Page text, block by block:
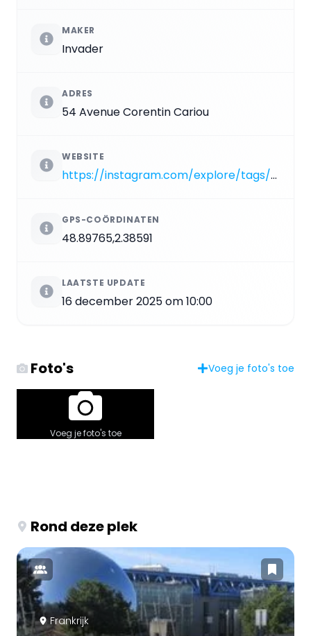
MAKER
Invader
ADRES
54 Avenue Corentin Cariou
WEBSITE
https://instagram.com/explore/tags/PA_41
GPS-COÖRDINATEN
48.89765,2.38591
LAATSTE UPDATE
16 december 2025 om 10:00
Foto's Voeg je foto's toe
Voeg je foto's toe
Rond deze plek
Frankrijk